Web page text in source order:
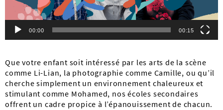
00:00 00:15
Que votre enfant soit intéressé par les arts de la scène
comme Li-Lian, la photographie comme Camille, ou qu’il
cherche simplement un environnement chaleureux et
stimulant comme Mohamed, nos écoles secondaires
offrent un cadre propice à l’épanouissement de chacun.